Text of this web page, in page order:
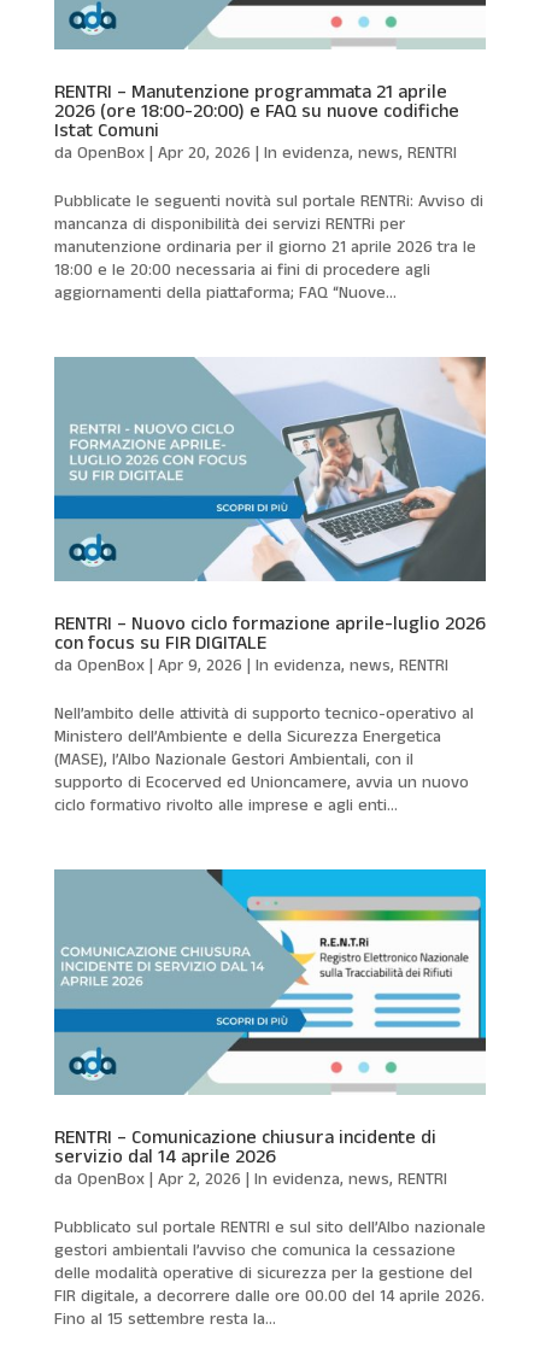
RENTRI – Manutenzione programmata 21 aprile
2026 (ore 18:00-20:00) e FAQ su nuove codifiche
Istat Comuni
da OpenBox| Apr 20, 2026 In evidenza, news, RENTRI
Pubblicate le seguenti novità sul portale RENTRi: Avviso di
mancanza di disponibilità dei servizi RENTRi per
manutenzione ordinaria per il giorno 21 aprile 2026 tra le
18:00 e le 20:00 necessaria ai fini di procedere agli
aggiornamenti della piattaforma; FAQ “Nuove...
RENTRI – Nuovo ciclo formazione aprile-luglio 2026
con focus su FIR DIGITALE
da OpenBox| Apr 9, 2026 In evidenza, news, RENTRI
Nell’ambito delle attività di supporto tecnico-operativo al
Ministero dell’Ambiente e della Sicurezza Energetica
(MASE), l’Albo Nazionale Gestori Ambientali, con il
supporto di Ecocerved ed Unioncamere, avvia un nuovo
ciclo formativo rivolto alle imprese e agli enti...
RENTRI – Comunicazione chiusura incidente di
servizio dal 14 aprile 2026
da OpenBox| Apr 2, 2026 In evidenza, news, RENTRI
Pubblicato sul portale RENTRI e sul sito dell’Albo nazionale
gestori ambientali l’avviso che comunica la cessazione
delle modalità operative di sicurezza per la gestione del
FIR digitale, a decorrere dalle ore 00.00 del 14 aprile 2026.
Fino al 15 settembre resta la...